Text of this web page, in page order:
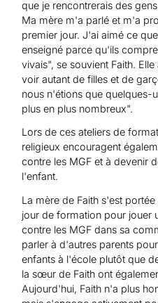
que je rencontrerais des
Ma mère m'a parlé et m'a
premier jour. J'ai aimé ce
enseigné parce qu'ils
vivais", se souvient Faith.
voir autant de filles et de
nous n'étions que quelques-
plus en plus nombreux".
Lors de ces ateliers de
religieux encouragent
contre les MGF et à devenir
l'enfant.
La mère de Faith s'est
jour de formation pour jouer
contre les MGF dans sa
parler à d'autres parents
enfants à l'école plutôt que
la sœur de Faith ont
Aujourd'hui, Faith n'a plus